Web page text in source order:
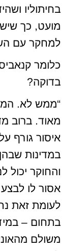
בחיתוליו
מועט, כך שיש
למחקר עם
כלומר
בדוקה?
“ממש לא.
מאוד. ברוב
איסור גורף
במדינות
והחוקר יכול
אסור לו
לעומת זאת
בתחום –
משולם